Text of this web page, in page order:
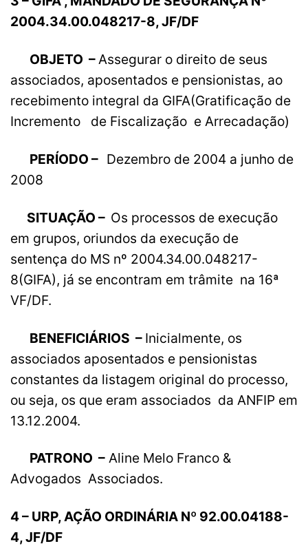
2004.34.00.048217-8, JF/DF
OBJETO – Assegurar o direito de seus
associados, aposentados e pensionistas, ao
recebimento integral da GIFA(Gratificação de
Incremento de Fiscalização e Arrecadação)
PERÍODO – Dezembro de 2004 a junho de
2008
SITUAÇÃO – Os processos de execução
em grupos, oriundos da execução de
sentença do MS nº 2004.34.00.048217-
8(GIFA), já se encontram em trâmite na 16ª
VF/DF.
BENEFICIÁRIOS – Inicialmente, os
associados aposentados e pensionistas
constantes da listagem original do processo,
ou seja, os que eram associados da ANFIP em
13.12.2004.
PATRONO – Aline Melo Franco &
Advogados Associados.
4 – URP, AÇÃO ORDINÁRIA Nº 92.00.04188-
4, JF/DF